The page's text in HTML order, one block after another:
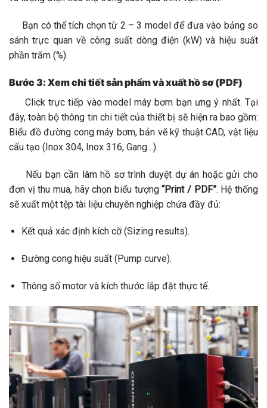
Bạn có thể tích chọn từ 2 – 3 model để đưa vào bảng so
sánh trực quan về công suất dòng điện (kW) và hiệu suất
phần trăm (%).
Bước 3: Xem chi tiết sản phẩm và xuất hồ sơ (PDF)
Click trực tiếp vào model máy bơm bạn ưng ý nhất. Tại
đây, toàn bộ thông tin chi tiết của thiết bị sẽ hiện ra bao gồm:
Biểu đồ đường cong máy bơm, bản vẽ kỹ thuật CAD, vật liệu
cấu tạo (Inox 304, Inox 316, Gang…).
Nếu bạn cần làm hồ sơ trình duyệt dự án hoặc gửi cho
đơn vị thu mua, hãy chọn biểu tượng“Print / PDF”. Hệ thống
sẽ xuất một tệp tài liệu chuyên nghiệp chứa đầy đủ:
Kết quả xác định kích cỡ (Sizing results).
Đường cong hiệu suất (Pump curve).
Thông số motor và kích thước lắp đặt thực tế.